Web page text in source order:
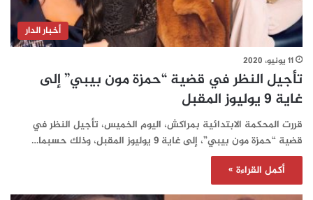
أخبار الدار
11 يونيو، 2020
تأجيل النظر في قضية “حمزة مون بيبي” إلى
غاية 9 يوليوز المقبل
قررت المحكمة الابتدائية بمراكش، اليوم الخميس، تأجيل النظر في
قضية “حمزة مون بيبي”، إلى غاية 9 يوليوز المقبل، وذلك حسبما…
أكمل القراءة »